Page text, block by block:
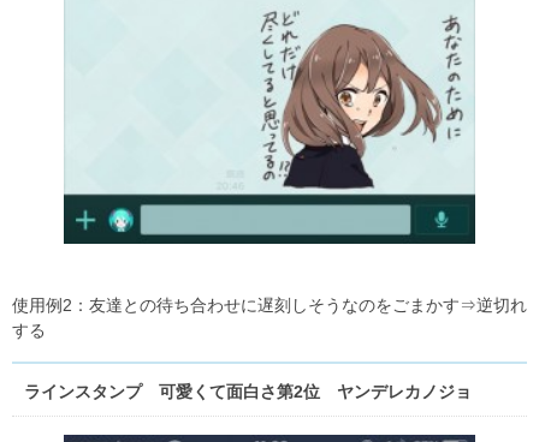
使用例2：友達との待ち合わせに遅刻しそうなのをごまかす⇒逆切れ
する
ラインスタンプ 可愛くて面白さ第2位 ヤンデレカノジョ